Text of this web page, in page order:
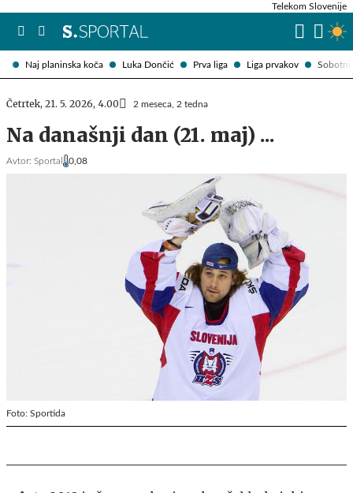
Naj planinska koča Luka Dončić Prva liga Liga prvakov Sobotni
Telekom Slovenije
Četrtek, 21. 5. 2026, 4.00 2 meseca, 2 tedna
Na današnji dan (21. maj) ...
Avtor: Sportal 0,08
Foto: Sportida